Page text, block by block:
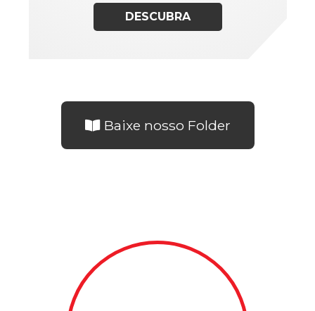
DESCUBRA
Baixe nosso Folder